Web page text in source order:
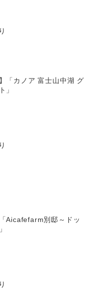
「カノア 富士山中湖 グ
」
Aicafefarm別邸～ドッ